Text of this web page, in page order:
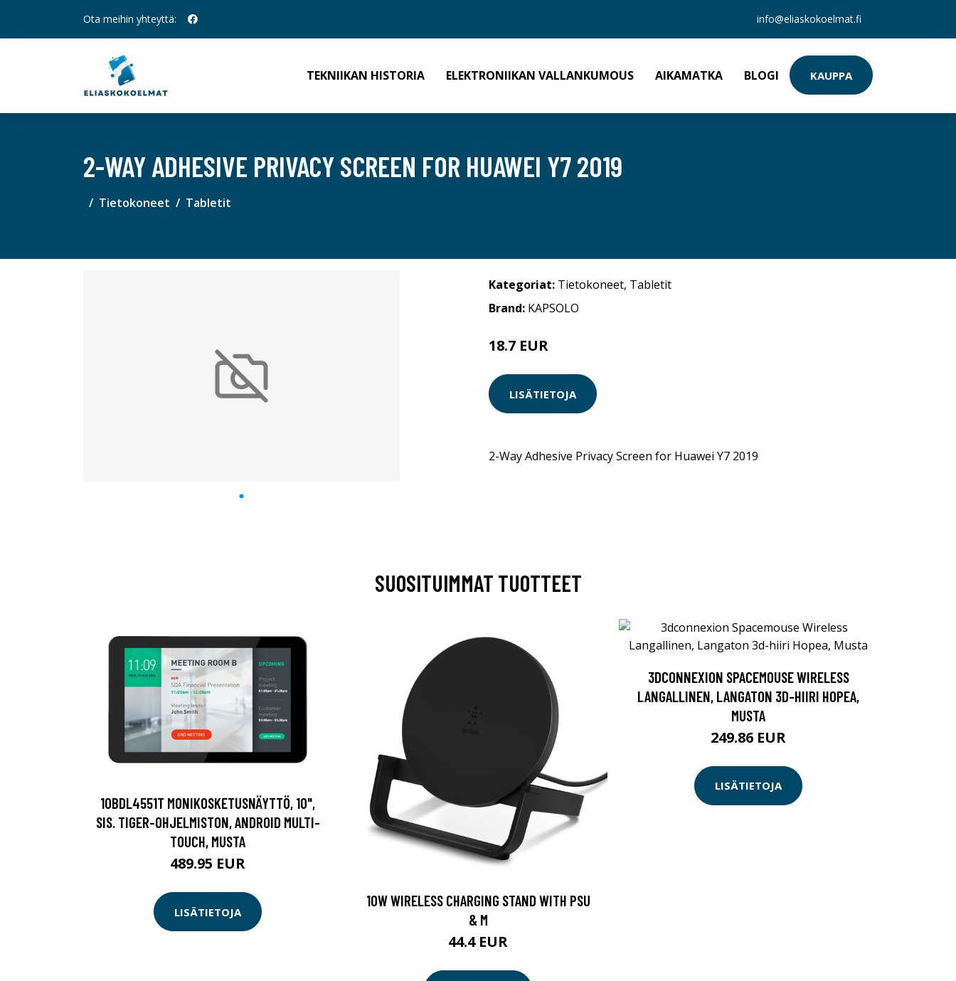
Ota meihin yhteyttä: info@eliaskokoelmat.fi
TEKNIIKAN HISTORIA ELEKTRONIIKAN VALLANKUMOUS AIKAMATKA BLOGI KAUPPA
2-WAY ADHESIVE PRIVACY SCREEN FOR HUAWEI Y7 2019
Tietokoneet Tabletit
Kategoriat: Tietokoneet, Tabletit
Brand: KAPSOLO
18.7 EUR
LISÄTIETOJA
2-Way Adhesive Privacy Screen for Huawei Y7 2019
SUOSITUIMMAT TUOTTEET
10BDL4551T MONIKOSKETUSNÄYTTÖ, 10",
SIS. TIGER-OHJELMISTON, ANDROID MULTI-
TOUCH, MUSTA
489.95 EUR
LISÄTIETOJA
10W WIRELESS CHARGING STAND WITH PSU
& M
44.4 EUR
3DCONNEXION SPACEMOUSE WIRELESS
LANGALLINEN, LANGATON 3D-HIIRI HOPEA,
MUSTA
249.86 EUR
LISÄTIETOJA